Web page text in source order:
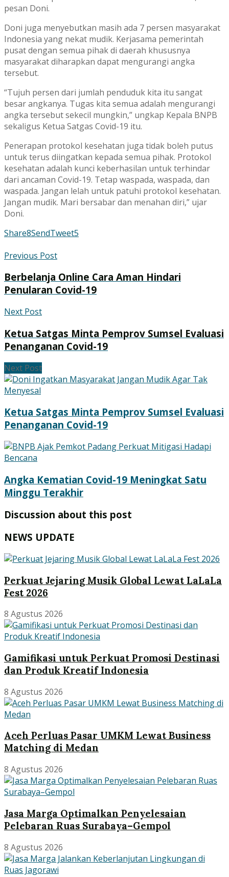
pesan Doni.
Doni juga menyebutkan masih ada 7 persen masyarakat
Indonesia yang nekat mudik. Kerjasama pemerintah
pusat dengan semua pihak di daerah khususnya
masyarakat diharapkan dapat mengurangi angka
tersebut.
“Tujuh persen dari jumlah penduduk kita itu sangat
besar angkanya. Tugas kita semua adalah mengurangi
angka tersebut sekecil mungkin,” ungkap Kepala BNPB
sekaligus Ketua Satgas Covid-19 itu.
Penerapan protokol kesehatan juga tidak boleh putus
untuk terus diingatkan kepada semua pihak. Protokol
kesehatan adalah kunci keberhasilan untuk terhindar
dari ancaman Covid-19. Tetap waspada, waspada, dan
waspada. Jangan lelah untuk patuhi protokol kesehatan.
Jangan mudik. Mari bersabar dan menahan diri,” ujar
Doni.
Share8SendTweet5
Previous Post
Berbelanja Online Cara Aman Hindari
Penularan Covid-19
Next Post
Ketua Satgas Minta Pemprov Sumsel Evaluasi
Penanganan Covid-19
Next Post
Ketua Satgas Minta Pemprov Sumsel Evaluasi
Penanganan Covid-19
Angka Kematian Covid-19 Meningkat Satu
Minggu Terakhir
Discussion about this post
NEWS UPDATE
Perkuat Jejaring Musik Global Lewat LaLaLa
Fest 2026
8 Agustus 2026
Gamifikasi untuk Perkuat Promosi Destinasi
dan Produk Kreatif Indonesia
8 Agustus 2026
Aceh Perluas Pasar UMKM Lewat Business
Matching di Medan
8 Agustus 2026
Jasa Marga Optimalkan Penyelesaian
Pelebaran Ruas Surabaya–Gempol
8 Agustus 2026